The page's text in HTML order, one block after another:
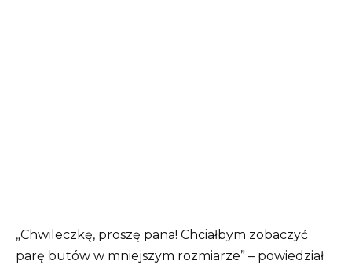
„Chwileczkę, proszę pana! Chciałbym zobaczyć
parę butów w mniejszym rozmiarze” – powiedział